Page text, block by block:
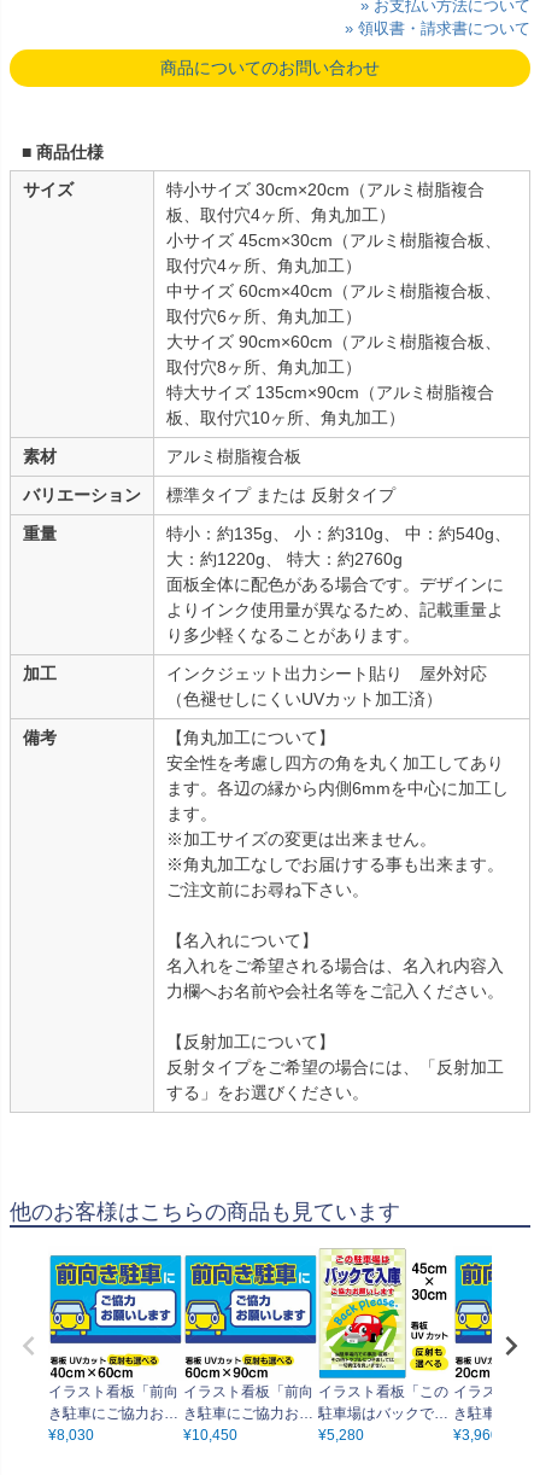
» お支払い方法について
» 領収書・請求書について
商品についてのお問い合わせ
■ 商品仕様
サイズ
特小サイズ 30cm×20cm（アルミ樹脂複合
板、取付穴4ヶ所、角丸加工）
小サイズ 45cm×30cm（アルミ樹脂複合板、
取付穴4ヶ所、角丸加工）
中サイズ 60cm×40cm（アルミ樹脂複合板、
取付穴6ヶ所、角丸加工）
大サイズ 90cm×60cm（アルミ樹脂複合板、
取付穴8ヶ所、角丸加工）
特大サイズ 135cm×90cm（アルミ樹脂複合
板、取付穴10ヶ所、角丸加工）
素材
アルミ樹脂複合板
バリエーション
標準タイプ または 反射タイプ
重量
特小：約135g、 小：約310g、 中：約540g、
大：約1220g、 特大：約2760g
面板全体に配色がある場合です。デザインに
よりインク使用量が異なるため、記載重量よ
り多少軽くなることがあります。
加工
インクジェット出力シート貼り 屋外対応
（色褪せしにくいUVカット加工済）
備考
【角丸加工について】
安全性を考慮し四方の角を丸く加工してあり
ます。各辺の縁から内側6mmを中心に加工し
ます。
※加工サイズの変更は出来ません。
※角丸加工なしでお届けする事も出来ます。
ご注文前にお尋ね下さい。
【名入れについて】
名入れをご希望される場合は、名入れ内容入
力欄へお名前や会社名等をご記入ください。
【反射加工について】
反射タイプをご希望の場合には、「反射加工
する」をお選びください。
他のお客様はこちらの商品も見ています
イラスト看板「前向
き駐車にご協力お願
いします」中サイズ
¥8,030
イラスト看板「前向
き駐車にご協力お願
いします」大サイズ
¥10,450
イラスト看板「この
駐車場はバックで入
庫 ご協力お願いしま
¥5,280
イラスト看
き駐車にご
いします」
¥3,960